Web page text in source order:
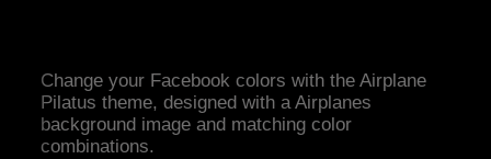
Change your Facebook colors with the Airplane
Pilatus theme, designed with a Airplanes
background image and matching color
combinations.